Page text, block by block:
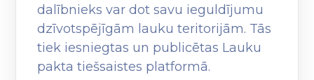
dalībnieks var dot savu ieguldījumu
dzīvotspējīgām lauku teritorijām. Tās
tiek iesniegtas un publicētas Lauku
pakta tiešsaistes platformā.